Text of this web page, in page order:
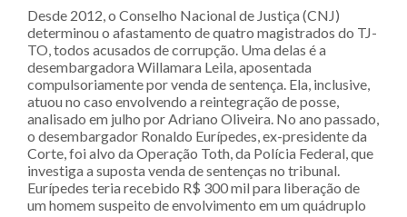
Desde 2012, o Conselho Nacional de Justiça (CNJ)
determinou o afastamento de quatro magistrados do TJ-
TO, todos acusados de corrupção. Uma delas é a
desembargadora Willamara Leila, aposentada
compulsoriamente por venda de sentença. Ela, inclusive,
atuou no caso envolvendo a reintegração de posse,
analisado em julho por Adriano Oliveira. No ano passado,
o desembargador Ronaldo Eurípedes, ex-presidente da
Corte, foi alvo da Operação Toth, da Polícia Federal, que
investiga a suposta venda de sentenças no tribunal.
Eurípedes teria recebido R$ 300 mil para liberação de
um homem suspeito de envolvimento em um quádruplo